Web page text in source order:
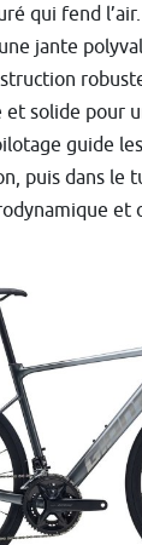
qui fend
jante
solide pour
guide
puis dans le
et